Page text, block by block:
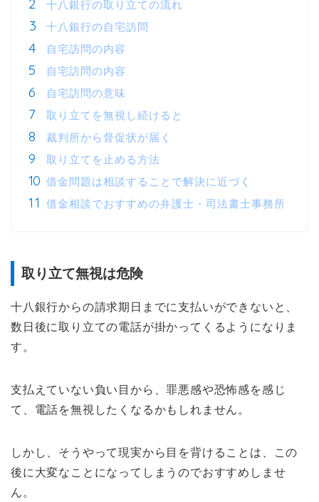
十八銀行の取り立ての流れ
十八銀行の自宅訪問
自宅訪問の内容
自宅訪問の内容
自宅訪問の意味
取り立てを無視し続けると
裁判所から督促状が届く
取り立てを止める方法
借金問題は相談することで解決に近づく
借金相談でおすすめの弁護士・司法書士事務所
取り立て無視は危険
十八銀行からの請求期日までに支払いができないと、
数日後に取り立ての電話が掛かってくるようになりま
す。
支払えていない負い目から、罪悪感や恐怖感を感じ
て、電話を無視したくなるかもしれません。
しかし、そうやって現実から目を背けることは、この
後に大変なことになってしまうのでおすすめしませ
ん。